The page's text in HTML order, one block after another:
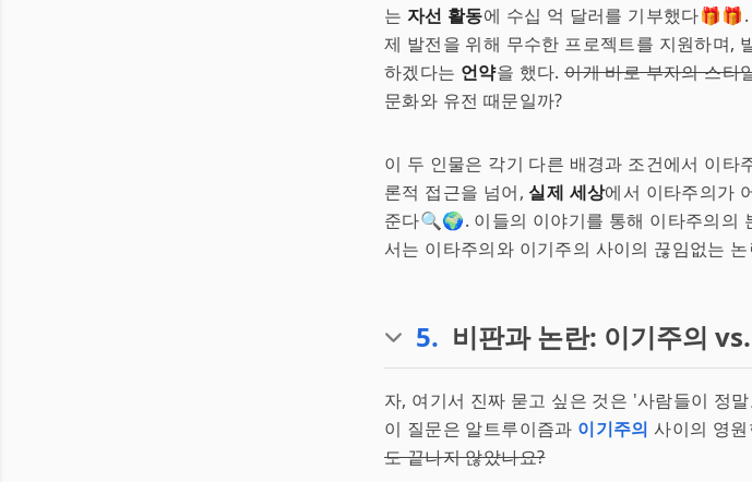
는 자선 활동에 수십 억 달러를 기부했다🎁🎁.
제 발전을 위해 무수한 프로젝트를 지원하며,
하겠다는 언약을 했다.이게 바로 부자의 스타
문화와 유전 때문일까?
이 두 인물은 각기 다른 배경과 조건에서 이타
론적 접근을 넘어, 실제 세상에서 이타주의가
준다🔍🌍. 이들의 이야기를 통해 이타주의의
서는 이타주의와 이기주의 사이의 끊임없는
5. 비판과 논란: 이기주의
자, 여기서 진짜 묻고 싶은 것은 '사람들이 정
이 질문은 알트루이즘과 이기주의 사이의 영
도 끝나지 않았나요?